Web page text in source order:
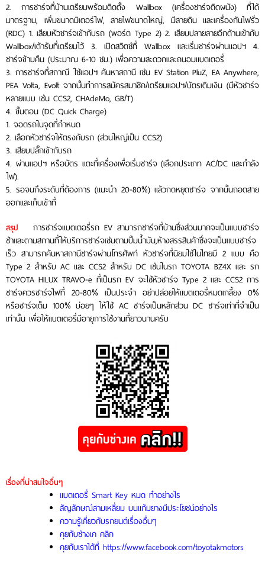
2. การชาร์จที่บ้านเตรียมพร้อมติดตั้ง Wallbox (เครื่องชาร์จติดผนัง) ที่ได้
มาตรฐาน, เพิ่มขนาดมิเตอร์ไฟ, สายไฟขนาดใหญ่, มีสายดิน และเครื่องกันไฟรั่ว
(RDC) 1. เสียบหัวชาร์จเข้ากับรถ (พอร์ต Type 2) 2. เสียบปลายสายอีกด้านเข้ากับ
Wallbox/เต้ารับที่เตรียมไว้ 3. เปิดสวิตช์ที่ Wallbox และเริ่มชาร์จผ่านแอปฯ 4.
ชาร์จข้ามคืน (ประมาณ 6-10 ชม.) เพื่อความสะดวกและถนอมแบตเตอรี่
3. การชาร์จที่สถาณี ใช้แอปฯ ค้นหาสถานี เช่น EV Station PluZ, EA Anywhere,
PEA Volta, Evolt จากนั้นทำการสมัครสมาชิก/เตรียมแอปฯ/บัตรเติมเงิน (มีหัวชาร์จ
หลายแบบ เช่น CCS2, CHAdeMo, GB/T)
4. ขั้นตอน (DC Quick Charge)
1. จอดรถในจุดที่กำหนด
2. เลือกหัวชาร์จให้ตรงกับรถ (ส่วนใหญ่เป็น CCS2)
3. เสียบปลั๊กเข้ากับรถ
4. ผ่านแอปฯ หรือบัตร แตะที่เครื่องเพื่อเริ่มชาร์จ (เลือกประเภท AC/DC และกำลัง
ไฟ).
5. รอจนถึงระดับที่ต้องการ (แนะนำ 20-80%) แล้วกดหยุดชาร์จ จากนั้นถอดสาย
ออกและเก็บเข้าที่
สรุป การชาร์จแบตเตอรี่รถ EV สามารถชาร์จที่บ้านซึ่งส่วนมากจะเป็นแบบชาร์จ
ช้าและตามสถานที่ให้บริการชาร์จเช่นตามปั้มน้ำมัน,ห้างสรรสินค้าซึ่งจะเป็นแบบชาร์จ
เร็ว สามารถค้นหาสถานีชาร์จผ่านโทรศัพท์ หัวชาร์จที่นิยมใช้ในไทยมี 2 แบบ คือ
Type 2 สำหรับ AC และ CCS2 สำหรับ DC เช่นในรถ TOYOTA BZ4X และ รถ
TOYOTA HILUX TRAVO-e ที่เป็นรถ EV จะใช้หัวชาร์จ Type 2 และ CCS2 การ
ชาร์จควรชาร์จไฟที่ 20-80% เป็นประจำ อย่าปล่อยให้แบตเตอรี่หมดเกลี้ยง 0%
หรือชาร์จเต็ม 100% บ่อยๆ ให้ใช้ AC ชาร์จเป็นหลักส่วน DC ชาร์จเท่าที่จำเป็น
เท่านั้น เพื่อให้แบตเตอรี่มีอายุการใช้งานที่ยาวนานครับ
เรื่องที่น่าสนใจอื่นๆ
แบตเตอรี่ Smart Key หมด ทำอย่างไร
สัญลักษณ์สามเหลี่ยม บนแก้มยางมีประโยชน์อย่างไร
ความรู้เกี่ยวกับรถยนต์เรื่องอื่นๆ
คุยกับช่างเค คลิก
คุยกับเราได้ที่ https://www.facebook.com/toyotakmotors